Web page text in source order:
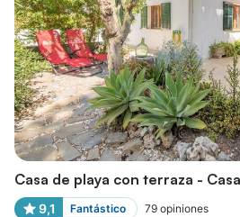
Casa de playa con terraza -
9,1 Fantástico 79 opiniones